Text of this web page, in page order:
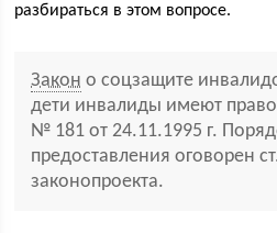
разбираться в этом вопросе.
Закон о соцзащите
дети инвалиды имеют
№ 181 от 24.11.1995 г.
предоставления оговорен
законопроекта.